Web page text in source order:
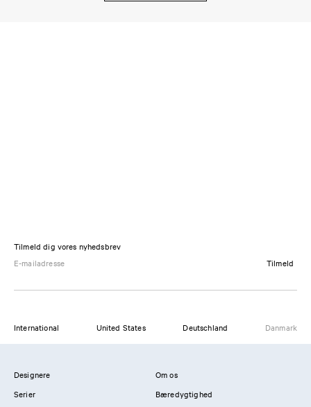
Tilmeld dig vores nyhedsbrev
Tilmeld
International United States Deutschland Danmark
Designere
Serier
Om os
Bæredygtighed